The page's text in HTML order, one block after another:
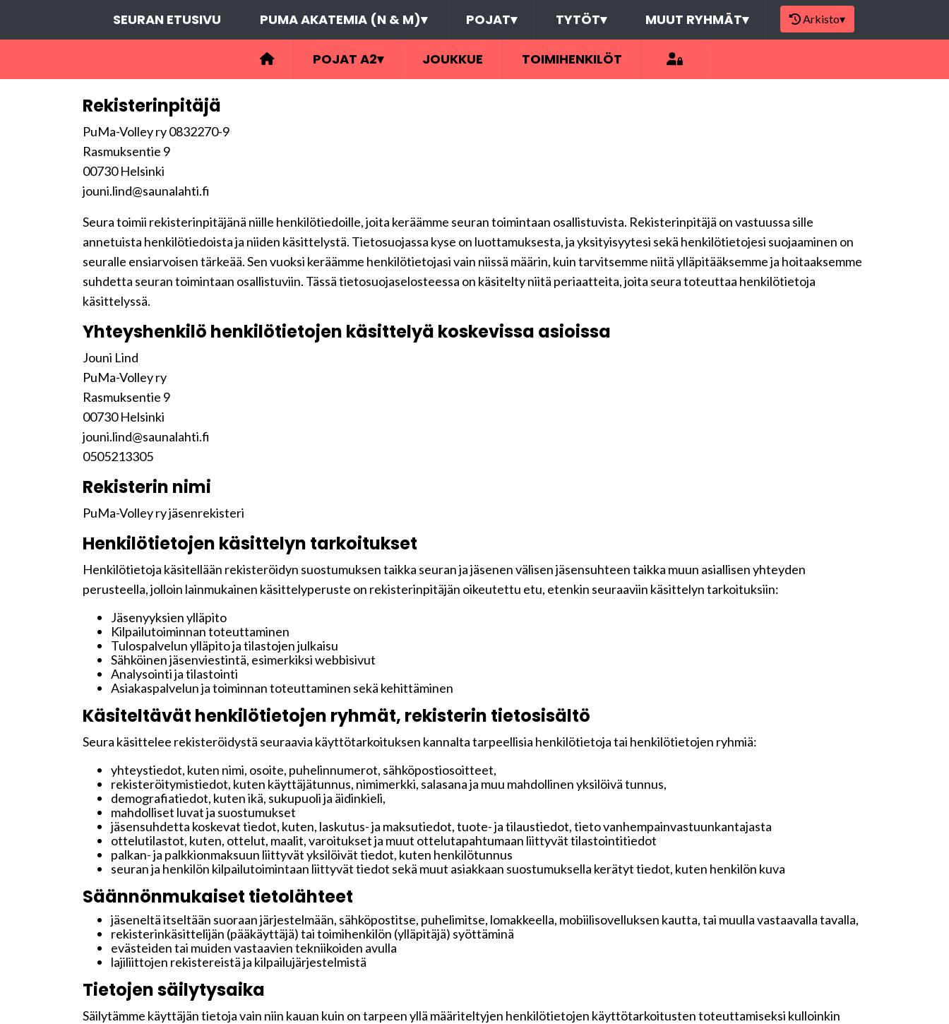
SEURAN ETUSIVU PUMA AKATEMIA (N & M)▾ POJAT▾ TYTÖT▾ MUUT RYHMÄT▾ Arkisto▾
POJAT A2▾ JOUKKUE TOIMIHENKILÖT
Rekisterinpitäjä
PuMa-Volley ry 0832270-9
Rasmuksentie 9
00730 Helsinki
jouni.lind@saunalahti.fi
Seura toimii rekisterinpitäjänä niille henkilötiedoille, joita keräämme seuran toimintaan osallistuvista. Rekisterinpitäjä on vastuussa sille
annetuista henkilötiedoista ja niiden käsittelystä. Tietosuojassa kyse on luottamuksesta, ja yksityisyytesi sekä henkilötietojesi suojaaminen on
seuralle ensiarvoisen tärkeää. Sen vuoksi keräämme henkilötietojasi vain niissä määrin, kuin tarvitsemme niitä ylläpitääksemme ja hoitaaksemme
suhdetta seuran toimintaan osallistuviin. Tässä tietosuojaselosteessa on käsitelty niitä periaatteita, joita seura toteuttaa henkilötietoja
käsittelyssä.
Yhteyshenkilö henkilötietojen käsittelyä koskevissa asioissa
Jouni Lind
PuMa-Volley ry
Rasmuksentie 9
00730 Helsinki
jouni.lind@saunalahti.fi
0505213305
Rekisterin nimi
PuMa-Volley ry jäsenrekisteri
Henkilötietojen käsittelyn tarkoitukset
Henkilötietoja käsitellään rekisteröidyn suostumuksen taikka seuran ja jäsenen välisen jäsensuhteen taikka muun asiallisen yhteyden
perusteella, jolloin lainmukainen käsittelyperuste on rekisterinpitäjän oikeutettu etu, etenkin seuraaviin käsittelyn tarkoituksiin:
Jäsenyyksien ylläpito
Kilpailutoiminnan toteuttaminen
Tulospalvelun ylläpito ja tilastojen julkaisu
Sähköinen jäsenviestintä, esimerkiksi webbisivut
Analysointi ja tilastointi
Asiakaspalvelun ja toiminnan toteuttaminen sekä kehittäminen
Käsiteltävät henkilötietojen ryhmät, rekisterin tietosisältö
Seura käsittelee rekisteröidystä seuraavia käyttötarkoituksen kannalta tarpeellisia henkilötietoja tai henkilötietojen ryhmiä:
yhteystiedot, kuten nimi, osoite, puhelinnumerot, sähköpostiosoitteet,
rekisteröitymistiedot, kuten käyttäjätunnus, nimimerkki, salasana ja muu mahdollinen yksilöivä tunnus,
demografiatiedot, kuten ikä, sukupuoli ja äidinkieli,
mahdolliset luvat ja suostumukset
jäsensuhdetta koskevat tiedot, kuten, laskutus- ja maksutiedot, tuote- ja tilaustiedot, tieto vanhempainvastuunkantajasta
ottelutilastot, kuten, ottelut, maalit, varoitukset ja muut ottelutapahtumaan liittyvät tilastointitiedot
palkan- ja palkkionmaksuun liittyvät yksilöivät tiedot, kuten henkilötunnus
seuran ja henkilön kilpailutoimintaan liittyvät tiedot sekä muut asiakkaan suostumuksella kerätyt tiedot, kuten henkilön kuva
Säännönmukaiset tietolähteet
jäseneltä itseltään suoraan järjestelmään, sähköpostitse, puhelimitse, lomakkeella, mobiilisovelluksen kautta, tai muulla vastaavalla tavalla,
rekisterinkäsittelijän (pääkäyttäjä) tai toimihenkilön (ylläpitäjä) syöttäminä
evästeiden tai muiden vastaavien tekniikoiden avulla
lajiliittojen rekistereistä ja kilpailujärjestelmistä
Tietojen säilytysaika
Säilytämme käyttäjän tietoja vain niin kauan kuin on tarpeen yllä määriteltyjen henkilötietojen käyttötarkoitusten toteuttamiseksi kulloinkin